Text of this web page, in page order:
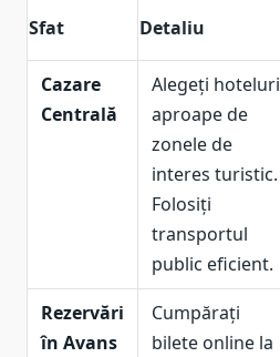
Sfat Detaliu
Cazare
Centrală
Alegeți hoteluri
aproape de
zonele de
interes turistic.
Folosiți
transportul
public eficient.
Rezervări
în Avans
Cumpărați
bilete online la